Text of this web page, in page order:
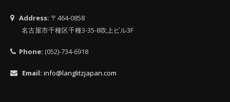
Address: 〒464-0858
名古屋市千種区千種3-35-8吹上ビル3F
Phone: (052)-734-6918
Email: info@langlitzjapan.com